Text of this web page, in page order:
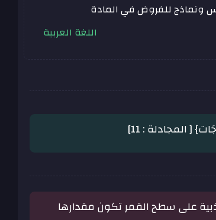
ونماذج للفروض في المادة
اللغة العربية
[ المجادلة : 11]
على سطح القمر تكون مقدارها